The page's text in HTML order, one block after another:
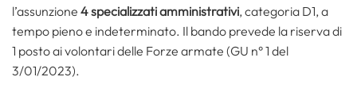
l’assunzione 4 specializzati amministrativi, categoria D1, a
tempo pieno e indeterminato. Il bando prevede la riserva di
1 posto ai volontari delle Forze armate (GU n° 1 del
3/01/2023).